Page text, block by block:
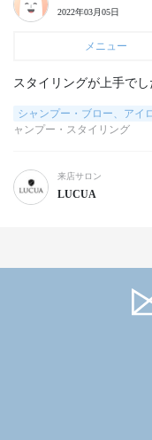
2022年03月05日
メニュー
スタイリングが上手でし
シャンプー・ブロー、アイ
ャンプー・スタイリング
来店サロン
LUCUA